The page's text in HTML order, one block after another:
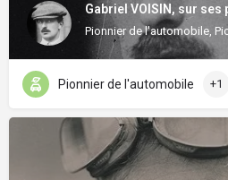
Gabriel VOISIN, sur ses
Pionnier de l'automobile,
Pionnier de l'automobile +1